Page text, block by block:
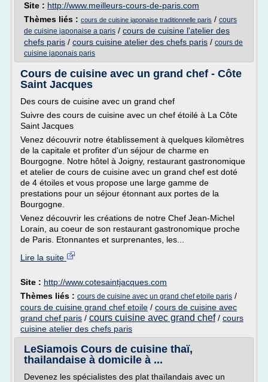
Site : http://www.meilleurs-cours-de-paris.com
Thèmes liés : cours de cuisine japonaise traditionnelle paris / cours
de cuisine japonaise a paris / cours de cuisine l'atelier des
chefs paris / cours cuisine atelier des chefs paris / cours de
cuisine japonais paris
Cours de cuisine avec un grand chef - Côte
Saint Jacques
Des cours de cuisine avec un grand chef
Suivre des cours de cuisine avec un chef étoilé à La Côte
Saint Jacques
Venez découvrir notre établissement à quelques kilomètres
de la capitale et profiter d'un séjour de charme en
Bourgogne. Notre hôtel à Joigny, restaurant gastronomique
et atelier de cours de cuisine avec un grand chef est doté
de 4 étoiles et vous propose une large gamme de
prestations pour un séjour étonnant aux portes de la
Bourgogne.
Venez découvrir les créations de notre Chef Jean-Michel
Lorain, au coeur de son restaurant gastronomique proche
de Paris. Etonnantes et surprenantes, les...
Lire la suite
Site : http://www.cotesaintjacques.com
Thèmes liés : cours de cuisine avec un grand chef etoile paris /
cours de cuisine grand chef etoile / cours de cuisine avec
grand chef paris / cours cuisine avec grand chef/ cours
cuisine atelier des chefs paris
LeSiamois Cours de cuisine thaï,
thailandaise à domicile à ...
Devenez les spécialistes des plat thaïlandais avec un